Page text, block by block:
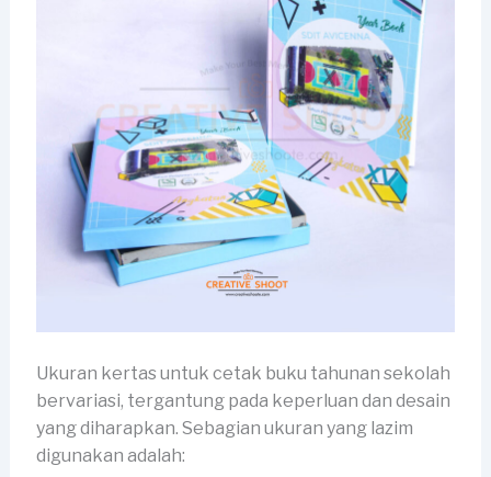
Ukuran kertas untuk cetak buku tahunan sekolah
bervariasi, tergantung pada keperluan dan desain
yang diharapkan. Sebagian ukuran yang lazim
digunakan adalah: